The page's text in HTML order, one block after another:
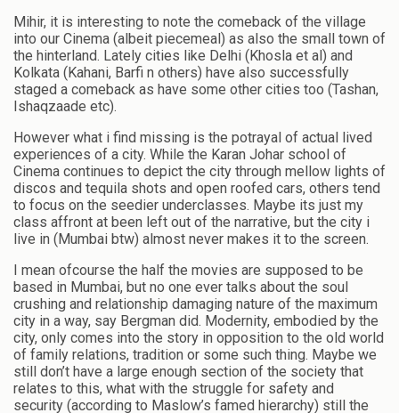
Mihir, it is interesting to note the comeback of the village
into our Cinema (albeit piecemeal) as also the small town of
the hinterland. Lately cities like Delhi (Khosla et al) and
Kolkata (Kahani, Barfi n others) have also successfully
staged a comeback as have some other cities too (Tashan,
Ishaqzaade etc).
However what i find missing is the potrayal of actual lived
experiences of a city. While the Karan Johar school of
Cinema continues to depict the city through mellow lights of
discos and tequila shots and open roofed cars, others tend
to focus on the seedier underclasses. Maybe its just my
class affront at been left out of the narrative, but the city i
live in (Mumbai btw) almost never makes it to the screen.
I mean ofcourse the half the movies are supposed to be
based in Mumbai, but no one ever talks about the soul
crushing and relationship damaging nature of the maximum
city in a way, say Bergman did. Modernity, embodied by the
city, only comes into the story in opposition to the old world
of family relations, tradition or some such thing. Maybe we
still don’t have a large enough section of the society that
relates to this, what with the struggle for safety and
security (according to Maslow’s famed hierarchy) still the